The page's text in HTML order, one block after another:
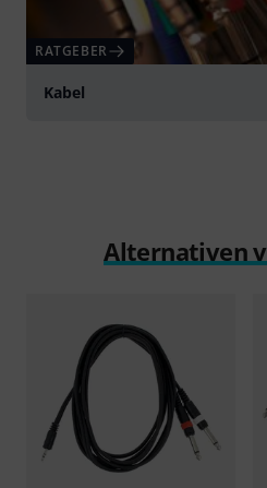
RATGEBER
Kabel
Alternativen